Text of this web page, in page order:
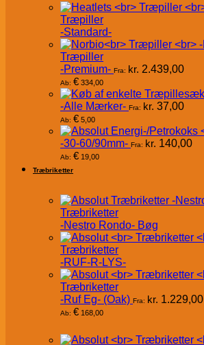
Træpiller
-Standard-
Træpiller
-Premium- Fra: kr. 2.439,00
Ab: € 334,00
-Alle Mærker- Fra: kr. 37,00
Ab: € 5,00
-30-60/90mm- Fra: kr. 140,00
Ab: € 19,00
Træbriketter
Træbriketter
-Nestro Rondo- Bøg
Træbriketter
-RUF-R-LYS-
Træbriketter
-Ruf Eg- (Oak) Fra: kr. 1.229,00
Ab: € 168,00